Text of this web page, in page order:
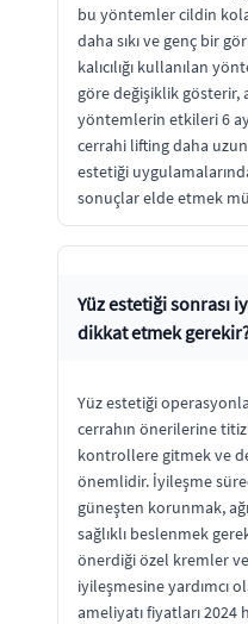
bu yöntemler cildin
daha sıkı ve genç bir
kalıcılığı kullanılan
göre değişiklik gösterir,
yöntemlerin etkileri 6
cerrahi lifting daha
estetiği
sonuçlar elde etmek
Yüz estetiği sonrası
dikkat etmek
Yüz estetiği
cerrahın önerilerine
kontrollere gitmek ve
önemlidir. İyileşme
güneşten korunmak,
sağlıklı beslenmek
önerdiği özel kremler
iyileşmesine yardımcı
ameliyatı fiyatları 2024